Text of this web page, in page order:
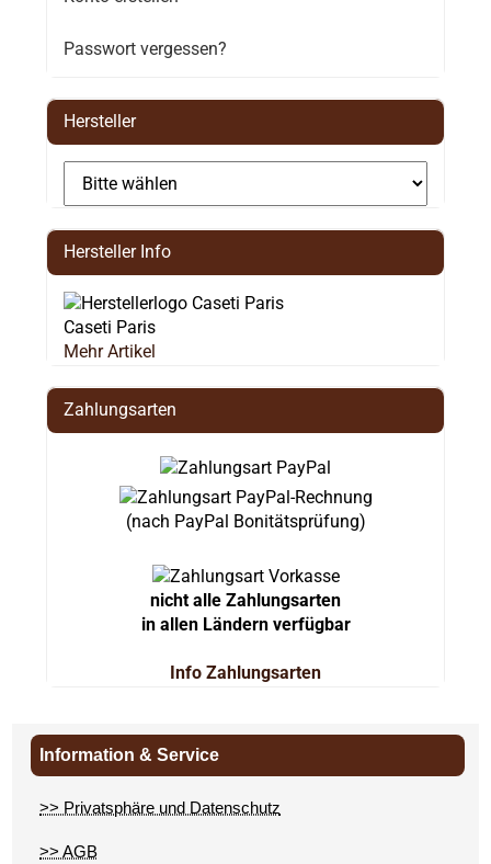
Passwort vergessen?
Hersteller
Hersteller Info
Caseti Paris
Mehr Artikel
Zahlungsarten
(nach PayPal Bonitätsprüfung)
nicht alle Zahlungsarten
in allen Ländern verfügbar
Info Zahlungsarten
Information & Service
>> Privatsphäre und Datenschutz
>> AGB